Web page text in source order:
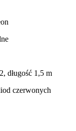
długość 1,5 m
czerwonych